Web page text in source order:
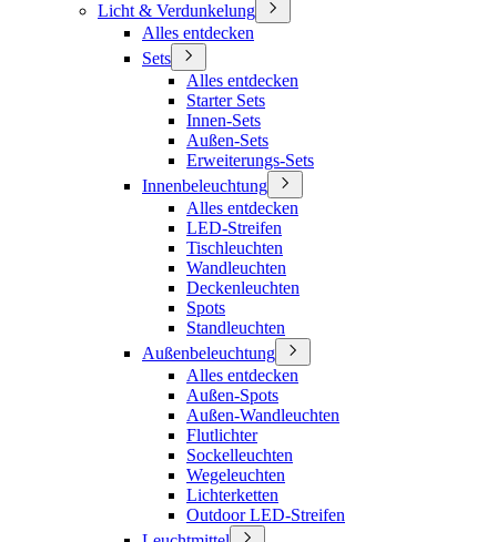
Licht & Verdunkelung
Alles entdecken
Sets
Alles entdecken
Starter Sets
Innen-Sets
Außen-Sets
Erweiterungs-Sets
Innenbeleuchtung
Alles entdecken
LED-Streifen
Tischleuchten
Wandleuchten
Deckenleuchten
Spots
Standleuchten
Außenbeleuchtung
Alles entdecken
Außen-Spots
Außen-Wandleuchten
Flutlichter
Sockelleuchten
Wegeleuchten
Lichterketten
Outdoor LED-Streifen